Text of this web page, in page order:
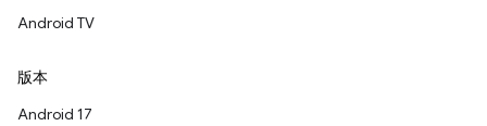
Android TV
版本
Android 17